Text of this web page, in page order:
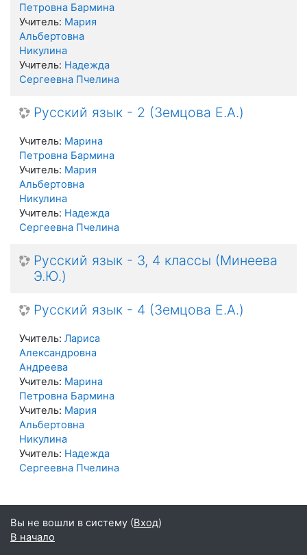
Петровна Бармина
Учитель: Мария
Альбертовна
Никулина
Учитель: Надежда
Сергеевна Пчелина
Русский язык - 2 (Земцова Е.А.)
Учитель: Марина
Петровна Бармина
Учитель: Мария
Альбертовна
Никулина
Учитель: Надежда
Сергеевна Пчелина
Русский язык - 3, 4 классы (Минеева
Э.Ю.)
Русский язык - 4 (Земцова Е.А.)
Учитель: Лариса
Александровна
Андреева
Учитель: Марина
Петровна Бармина
Учитель: Мария
Альбертовна
Никулина
Учитель: Надежда
Сергеевна Пчелина
Вы не вошли в систему (Вход)
В начало